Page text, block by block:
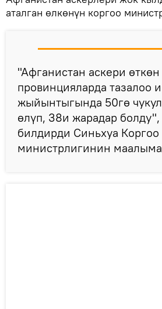
аталган өлкөнүн коргоо
"Афганистан аскери
провинцияларда тазалоо
жыйынтыгында 50гө
өлүп, 38и жарадар
билдирди Синьхуа Коргоо
министрлигинин